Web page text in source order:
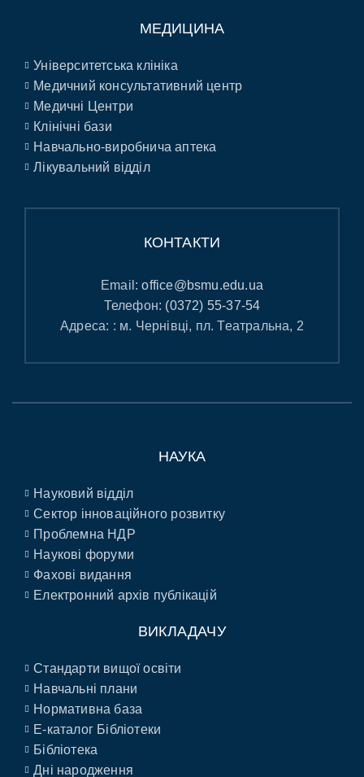
МЕДИЦИНА
Університетська клініка
Медичний консультативний центр
Медичні Центри
Клінічні бази
Навчально-виробнича аптека
Лікувальний відділ
КОНТАКТИ
Email:office@bsmu.edu.ua
Телефон: (0372) 55-37-54
Адреса: : м. Чернівці, пл. Театральна, 2
НАУКА
Науковий відділ
Сектор інноваційного розвитку
Проблемна НДР
Наукові форуми
Фахові видання
Електронний архів публікацій
ВИКЛАДАЧУ
Стандарти вищої освіти
Навчальні плани
Нормативна база
E-каталог Бібліотеки
Бібліотека
Дні народження